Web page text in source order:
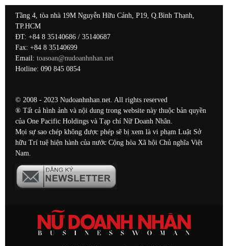
Tầng 4, tòa nhà 19M Nguyễn Hữu Cảnh, P19, Q.Bình Thạnh,
TP.HCM
ĐT: +84 8 35140686 / 35140687
Fax: +84 8 35140699
Email: toasoan@nudoanhnhan.net
Hotline: 090 845 0854
© 2008 - 2023 Nudoanhnhan.net. All rights reserved
® Tất cả hình ảnh và nội dung trong website này thuộc bản quyền
của One Pacific Holdings và Tạp chí Nữ Doanh Nhân.
Mọi sự sao chép không được phép sẽ bị xem là vi phạm Luật Sở
hữu Trí tuệ hiện hành của nước Cộng hòa Xã hội Chủ nghĩa Việt
Nam.